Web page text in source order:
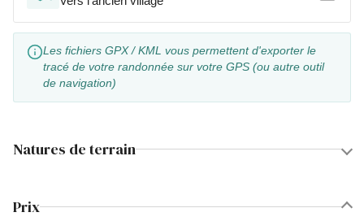
Les fichiers GPX / KML vous permettent d'exporter le
tracé de votre randonnée sur votre GPS (ou autre outil
de navigation)
Natures de terrain
Prix